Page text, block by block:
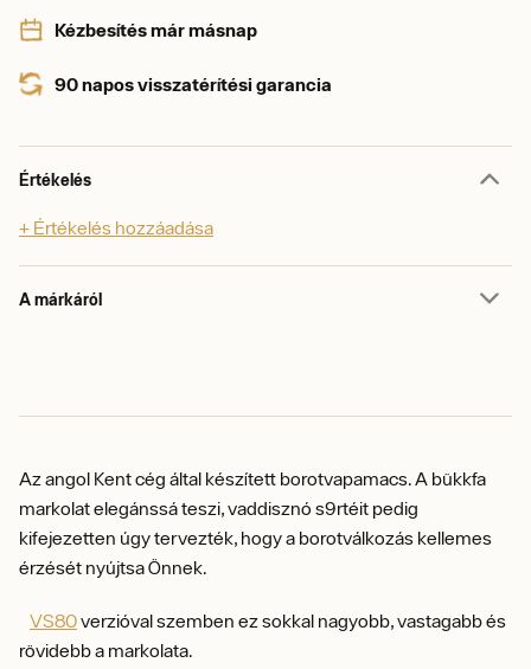
Kézbesítés már másnap
90 napos visszatérítési garancia
Értékelés
+ Értékelés hozzáadása
A márkáról
Az angol Kent cég által készített borotvapamacs.A bükkfa
markolat elegánssá teszi, vaddisznó s9rtéit pedig
kifejezetten úgy tervezték, hogy a borotválkozás kellemes
érzését nyújtsa Önnek.
VS80verzióval szemben ez sokkal nagyobb, vastagabb és
rövidebb a markolata.